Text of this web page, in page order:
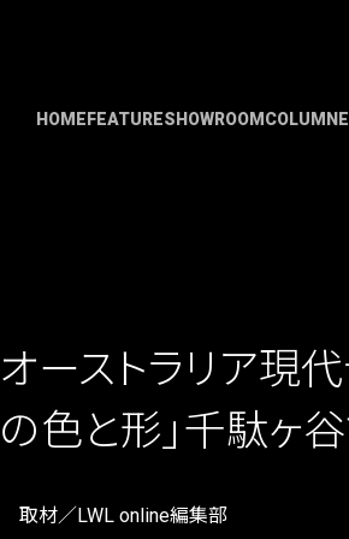
HOME FEATURESHOWROOM COLUMN
オーストラリア現
の色と形」千駄ヶ
取材／LWL online編集部